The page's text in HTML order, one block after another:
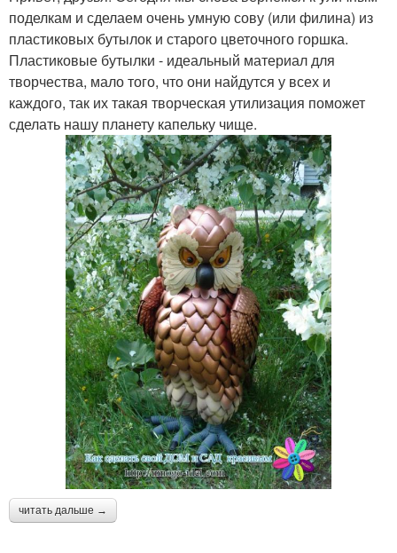
поделкам и сделаем очень умную сову (или филина) из
пластиковых бутылок и старого цветочного горшка.
Пластиковые бутылки - идеальный материал для
творчества, мало того, что они найдутся у всех и
каждого, так их такая творческая утилизация поможет
сделать нашу планету капельку чище.
читать дальше →